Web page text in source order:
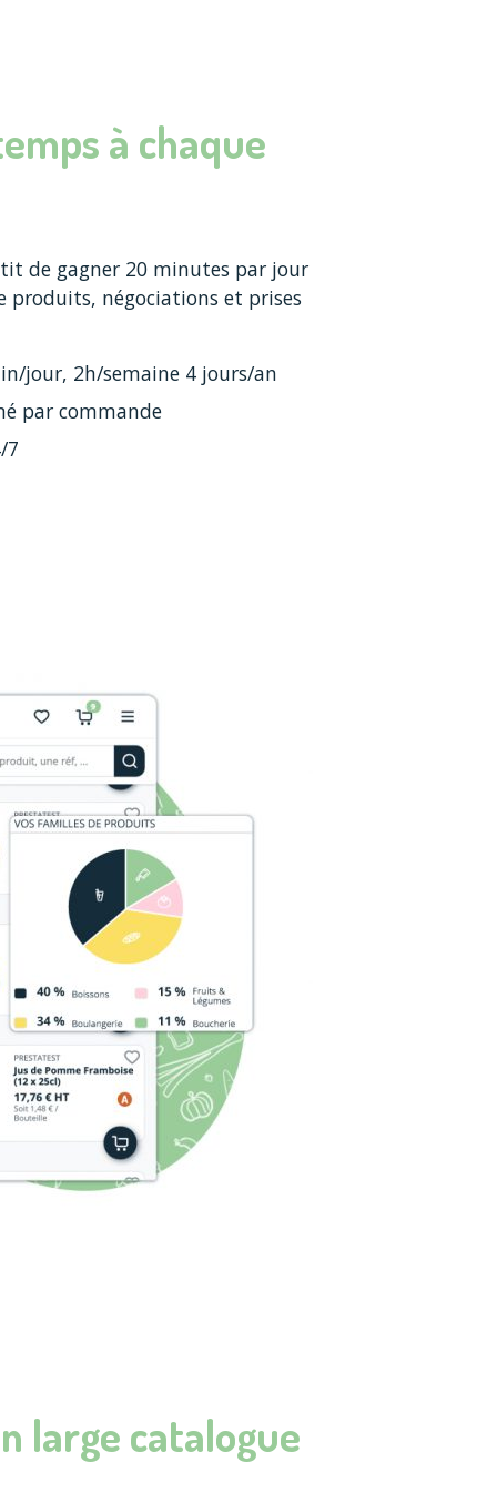
à chaque
de gagner 20 minutes par jour
produits, négociations et prises
jour, 2h/semaine 4 jours/an
par commande
7
large catalogue